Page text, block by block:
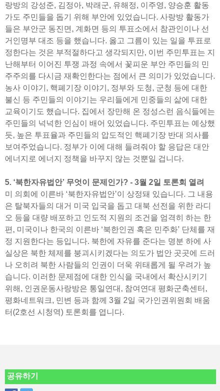
랑방의 강성준, 김정아, 박래군, 유해정, 이주영, 양승훈 활동
가도 주민들을 돕기 위해 부안에 있었습니다. 사랑방 활동가
들은 부안군 동진면, 계화면 등의 투표소에서 참관인이나 선
거인명부 대조 등을 했습니다. 옳고 그름이 있는 일을 투표로
정한다는 것은 부적절하다고 생각되지만, 이번 주민투표는 지
난해부터 이어진 투쟁 과정 속에서 꽃피운 부안 주민들의 민
주주의를 다시금 재확인한다는 점에서 큰 의미가 있었습니다.
농사 이야기, 핵폐기장 이야기, 정부와 도청, 군청 등에 대한
불신 등 주민들의 이야기는 우리들에게 민중들의 삶에 대한
교육이기도 했습니다. 집에서 장만해 온 정성스런 음식들에는
주민들의 넉넉한 인심이 배어 있었습니다. 주민투표는 예상했
듯, 높은 투표율과 주민들의 압도적인 핵폐기장 반대 의사를
보여주었습니다. 정부가 이에 대해 들려줘야 할 응답은 대안
에너지로 에너지 정책을 바꾸지 않는 것뿐일 겁니다.
5. ‘북한자유법안’ 무엇이 문제인가? - 3월 2일 토론회 열려
미 의회에 이른바 ‘북한자유법안’이 상정돼 있습니다. 그 내용
은 탈북자들의 대거 미국 입국을 돕고 대북 선전을 위한 라디
오 등을 대량 배포하고 인도적 지원의 조건을 엄격히 하는 한
편, 미국이나 한국의 이른바 ‘북한인권 혹은 민주화’ 단체를 재
정 지원한다는 등입니다. 북한에 자유를 준다는 명분 하에 사
실상은 북한 체제를 붕괴시키겠다는 의도가 법안 곳곳에 드러
나 오히려 북한 사람들의 인권이 더욱 위태롭게 될 우려가 높
습니다. 이러한 문제점에 대한 인식을 국내에서 확산시키기
위해, 인권운동사랑방은 통일연대, 참여연대 평화군축센터,
평화네트워크, 민변 등과 함께 3월 2일 국가인권위원회 배움
터(2호선 시청역) 토론회를 엽니다.
공유하기